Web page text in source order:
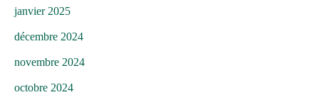
janvier 2025
décembre 2024
novembre 2024
octobre 2024